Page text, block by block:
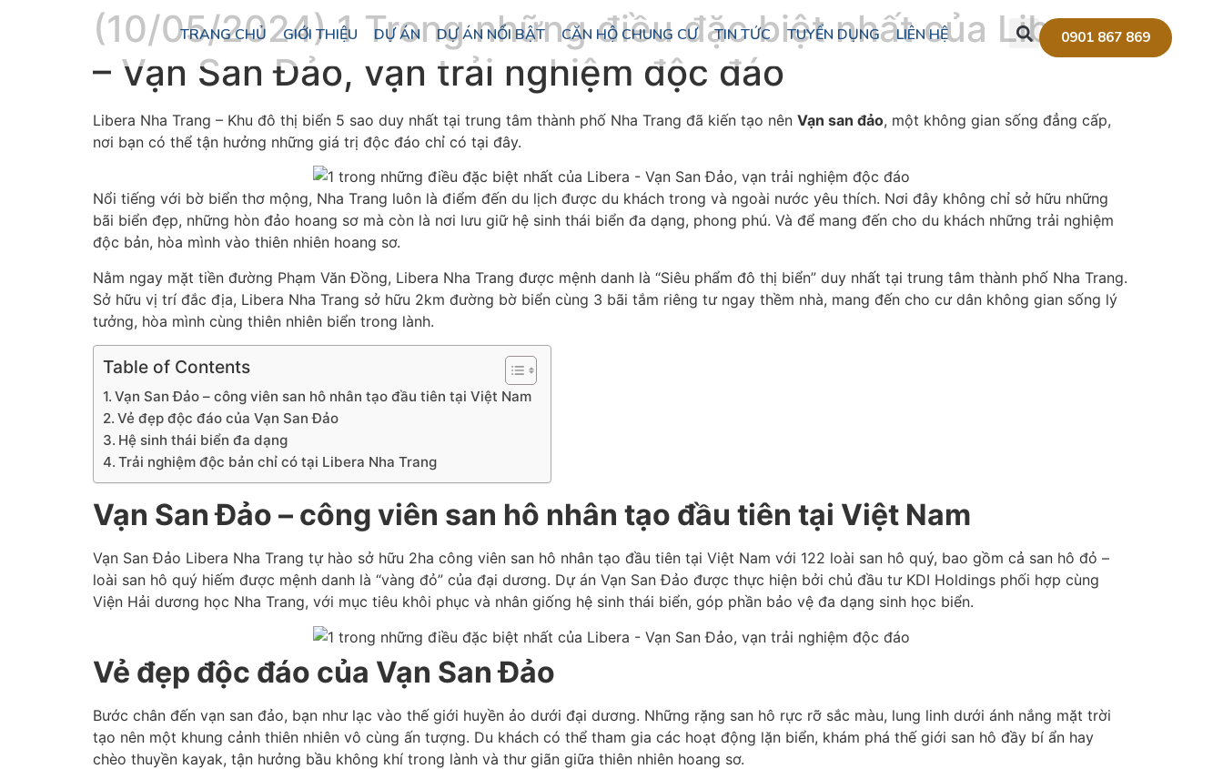
TRANG CHỦ GIỚI THIỆU DỰ ÁN DỰ ÁN NỔI BẬT CĂN HỘ CHUNG CƯ TIN TỨC TUYỂN DỤNG LIÊN HỆ 0901 867 869
(10/05/2024) 1 Trong những điều đặc biệt nhất của Libera
– Vạn San Đảo, vạn trải nghiệm độc đáo
Libera Nha Trang – Khu đô thị biển 5 sao duy nhất tại trung tâm thành phố Nha Trang đã kiến tạo nên Vạn san đảo, một không gian sống đẳng cấp,
nơi bạn có thể tận hưởng những giá trị độc đáo chỉ có tại đây.
Nổi tiếng với bờ biển thơ mộng, Nha Trang luôn là điểm đến du lịch được du khách trong và ngoài nước yêu thích. Nơi đây không chỉ sở hữu những
bãi biển đẹp, những hòn đảo hoang sơ mà còn là nơi lưu giữ hệ sinh thái biển đa dạng, phong phú. Và để mang đến cho du khách những trải nghiệm
độc bản, hòa mình vào thiên nhiên hoang sơ.
Nằm ngay mặt tiền đường Phạm Văn Đồng, Libera Nha Trang được mệnh danh là “Siêu phẩm đô thị biển” duy nhất tại trung tâm thành phố Nha Trang.
Sở hữu vị trí đắc địa, Libera Nha Trang sở hữu 2km đường bờ biển cùng 3 bãi tắm riêng tư ngay thềm nhà, mang đến cho cư dân không gian sống lý
tưởng, hòa mình cùng thiên nhiên biển trong lành.
Table of Contents
Vạn San Đảo – công viên san hô nhân tạo đầu tiên tại Việt Nam
Vẻ đẹp độc đáo của Vạn San Đảo
Hệ sinh thái biển đa dạng
Trải nghiệm độc bản chỉ có tại Libera Nha Trang
Vạn San Đảo – công viên san hô nhân tạo đầu tiên tại Việt Nam
Vạn San Đảo Libera Nha Trang tự hào sở hữu 2ha công viên san hô nhân tạo đầu tiên tại Việt Nam với 122 loài san hô quý, bao gồm cả san hô đỏ –
loài san hô quý hiếm được mệnh danh là “vàng đỏ” của đại dương. Dự án Vạn San Đảo được thực hiện bởi chủ đầu tư KDI Holdings phối hợp cùng
Viện Hải dương học Nha Trang, với mục tiêu khôi phục và nhân giống hệ sinh thái biển, góp phần bảo vệ đa dạng sinh học biển.
Vẻ đẹp độc đáo của Vạn San Đảo
Bước chân đến vạn san đảo, bạn như lạc vào thế giới huyền ảo dưới đại dương. Những rặng san hô rực rỡ sắc màu, lung linh dưới ánh nắng mặt trời
tạo nên một khung cảnh thiên nhiên vô cùng ấn tượng. Du khách có thể tham gia các hoạt động lặn biển, khám phá thế giới san hô đầy bí ẩn hay
chèo thuyền kayak, tận hưởng bầu không khí trong lành và thư giãn giữa thiên nhiên hoang sơ.